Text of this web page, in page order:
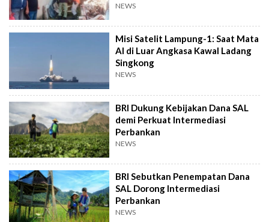
NEWS
Misi Satelit Lampung-1: Saat Mata
AI di Luar Angkasa Kawal Ladang
Singkong
NEWS
BRI Dukung Kebijakan Dana SAL
demi Perkuat Intermediasi
Perbankan
NEWS
BRI Sebutkan Penempatan Dana
SAL Dorong Intermediasi
Perbankan
NEWS